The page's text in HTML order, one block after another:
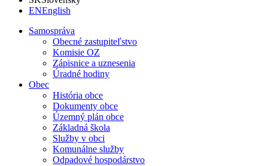
ENEnglish
Samospráva
Obecné zastupiteľstvo
Komisie OZ
Zápisnice a uznesenia
Úradné hodiny
Obec
História obce
Dokumenty obce
Územný plán obce
Základná škola
Služby v obci
Komunálne služby
Odpadové hospodárstvo